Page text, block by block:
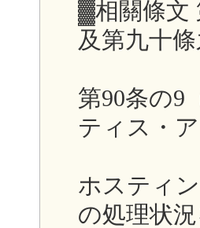
▓相關條文
及第九十
第90条の9
ティス・
ホスティ
の処理状